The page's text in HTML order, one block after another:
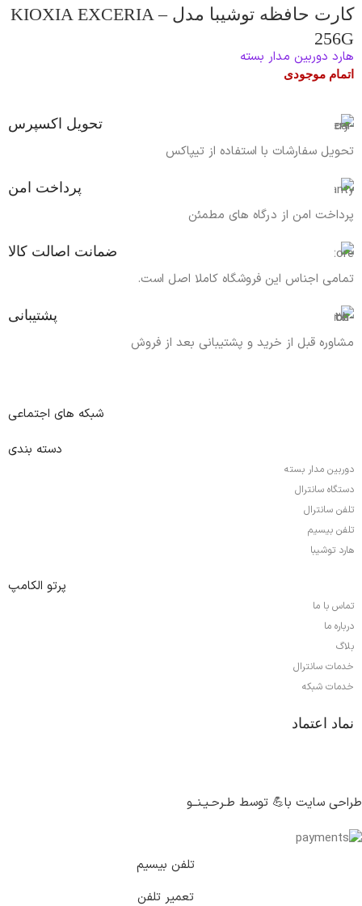
کارت حافظه توشیبا مدل KIOXIA EXCERIA –
256G
هارد دوربین مدار بسته
اتمام موجودی
تحویل اکسپرس
تحویل سفارشات با استفاده از تیپاکس
پرداخت امن
پرداخت امن از درگاه های مطمئن
ضمانت اصالت کالا
تمامی اجناس این فروشگاه کاملا اصل است.
پشتیبانی
مشاوره قبل از خرید و پشتیبانی بعد از فروش
شبکه های اجتماعی
دسته بندی
دوربین مدار بسته
دستگاه سانترال
تلفن سانترال
تلفن بیسیم
هارد توشیبا
پرتو الکامپ
تماس با ما
درباره ما
بلاگ
خدمات سانترال
خدمات شبکه
نماد اعتماد
طراحی سایت با💪 توسط طـرحـیـنــو
تلفن بیسیم
تعمیر تلفن